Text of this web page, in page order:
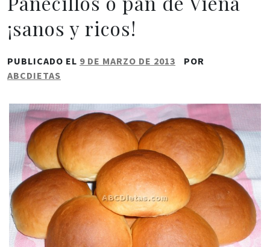
¡sanos y ricos!
PUBLICADO EL 9 DE MARZO DE 2013
POR
ABCDIETAS